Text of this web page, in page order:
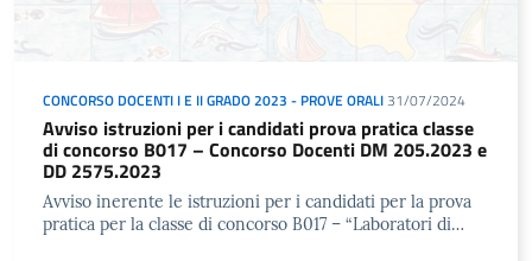
CONCORSO DOCENTI I E II GRADO 2023 - PROVE ORALI 31/07/2024
Avviso istruzioni per i candidati prova pratica classe
di concorso B017 – Concorso Docenti DM 205.2023 e
DD 2575.2023
Avviso inerente le istruzioni per i candidati per la prova
pratica per la classe di concorso B017 – “Laboratori di…